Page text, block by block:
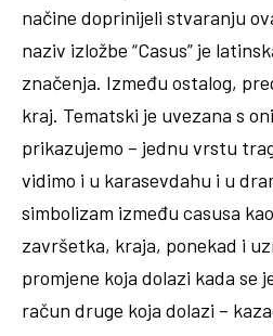
načine doprinijeli stvaranju
naziv izložbe “Casus” je
značenja. Između ostalog,
kraj. Tematski je uvezana s
prikazujemo – jednu vrstu
vidimo i u karasevdahu i u
simbolizam između casusa
završetka, kraja, ponekad i
promjene koja dolazi kada se
račun druge koja dolazi –